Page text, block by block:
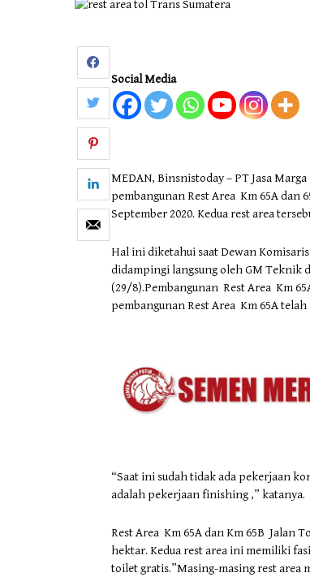
Social Media
MEDAN, Binsnistoday – PT Jasa
pembangunan Rest Area Km 65A dan
September 2020. Kedua rest area
Hal ini diketahui saat Dewan
didampingi langsung oleh GM Teknik
(29/8).Pembangunan Rest Area Km
pembangunan Rest Area Km 65A telah
“Saat ini sudah tidak ada pekerjaan
adalah pekerjaan finishing ,” katanya.
Rest Area Km 65A dan Km 65B Jalan
hektar. Kedua rest area ini memiliki
toilet gratis.”Masing-masing rest area